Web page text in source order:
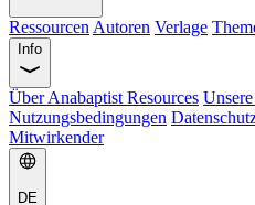
Ressourcen Autoren Verlage
Info
Über Anabaptist Resources
Nutzungsbedingungen
Mitwirkender
DE